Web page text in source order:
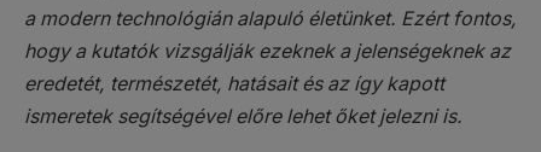
a modern technológián alapuló életünket. Ezért fontos,
hogy a kutatók vizsgálják ezeknek a jelenségeknek az
eredetét, természetét, hatásait és az így kapott
ismeretek segítségével előre lehet őket jelezni is.